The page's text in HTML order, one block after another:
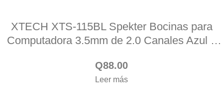
XTECH XTS-115BL Spekter Bocinas para
Computadora 3.5mm de 2.0 Canales Azul –
Q88.00
Leer más